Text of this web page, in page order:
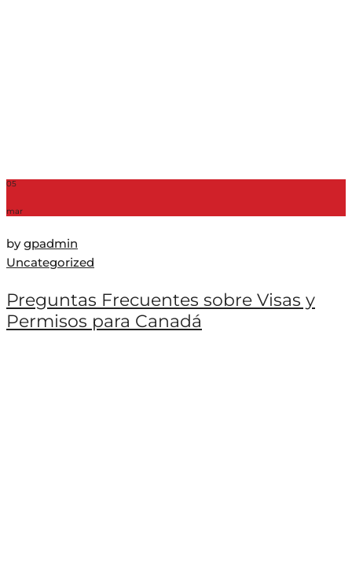
05
mar
bygpadmin
Uncategorized
Preguntas Frecuentes sobre Visas y
Permisos para Canadá